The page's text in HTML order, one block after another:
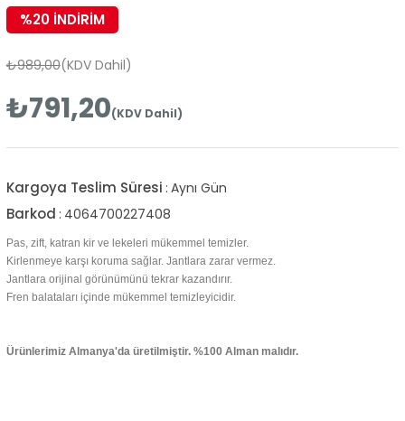
%20İNDIRIM
₺989,00(KDV Dahil)
₺791,20(KDV Dahil)
Kargoya Teslim Süresi : Aynı Gün
Barkod : 4064700227408
Pas, zift, katran kir ve lekeleri mükemmel temizler.
Kirlenmeye karşı koruma sağlar. Jantlara zarar vermez.
Jantlara orijinal görünümünü tekrar kazandırır.
Fren balataları içinde mükemmel temizleyicidir.
Ürünlerimiz Almanya'da üretilmiştir. %100 Alman malıdır.